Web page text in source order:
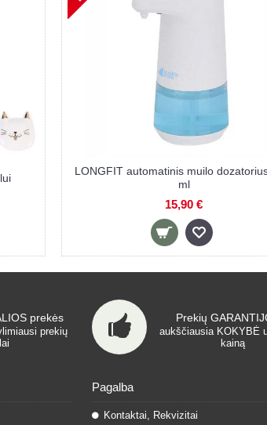
LONGFIT automatinis muilo
ml
15,90 €
prekės
prekių
Prekių
aukščiausia KOKYBĖ
kainą
Pagalba
Kontaktai, Rekvizitai